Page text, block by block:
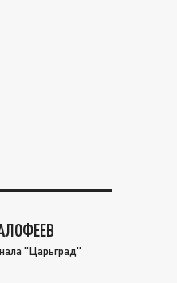
"Царьград"